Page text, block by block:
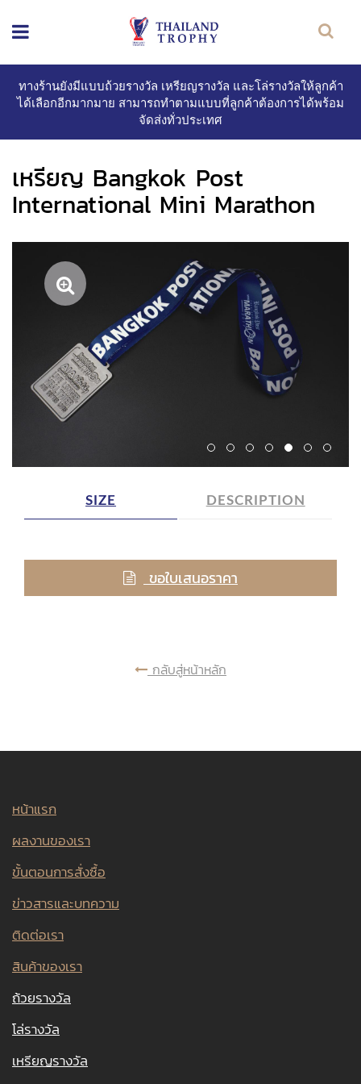
ทางร้านยังมีแบบถ้วยรางวัล เหรียญรางวัล และโล่รางวัลให้ลูกค้า
ได้เลือกอีกมากมาย สามารถทำตามแบบที่ลูกค้าต้องการได้พร้อม
จัดส่งทั่วประเทศ
เหรียญ Bangkok Post
International Mini Marathon
SIZE DESCRIPTION
ขอใบเสนอราคา
กลับสู่หน้าหลัก
หน้าแรก
ผลงานของเรา
ขั้นตอนการสั่งซื้อ
ข่าวสารและบทความ
ติดต่อเรา
สินค้าของเรา
ถ้วยรางวัล
โล่รางวัล
เหรียญรางวัล